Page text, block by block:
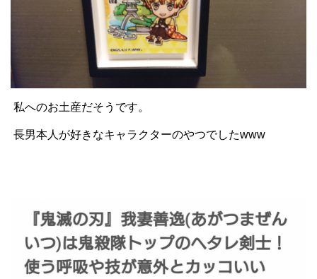
私へのお土産だそうです。
長男本人が好きなキャラクターのやつでしたwww